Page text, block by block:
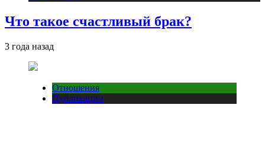
Что такое счастливый брак?
3 года назад
Отношения
Публикации